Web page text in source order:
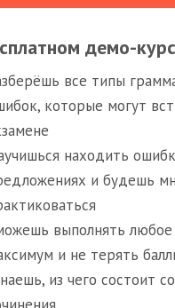
демо-
все типы
которые могут
находить
и будешь
выполнять любое
и не терять
из чего состоит